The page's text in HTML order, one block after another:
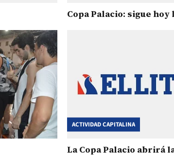
Copa Palacio: sigue hoy
ACTIVIDAD CAPITALINA
La Copa Palacio abrirá